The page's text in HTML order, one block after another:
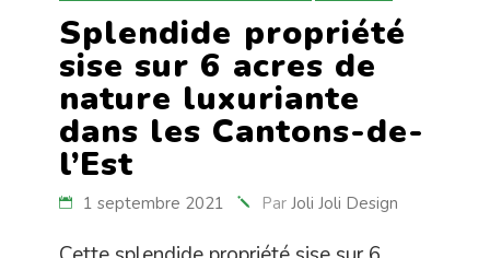
Splendide propriété
sise sur 6 acres de
nature luxuriante
dans les Cantons-de-
l’Est
1 septembre 2021 Par Joli Joli Design